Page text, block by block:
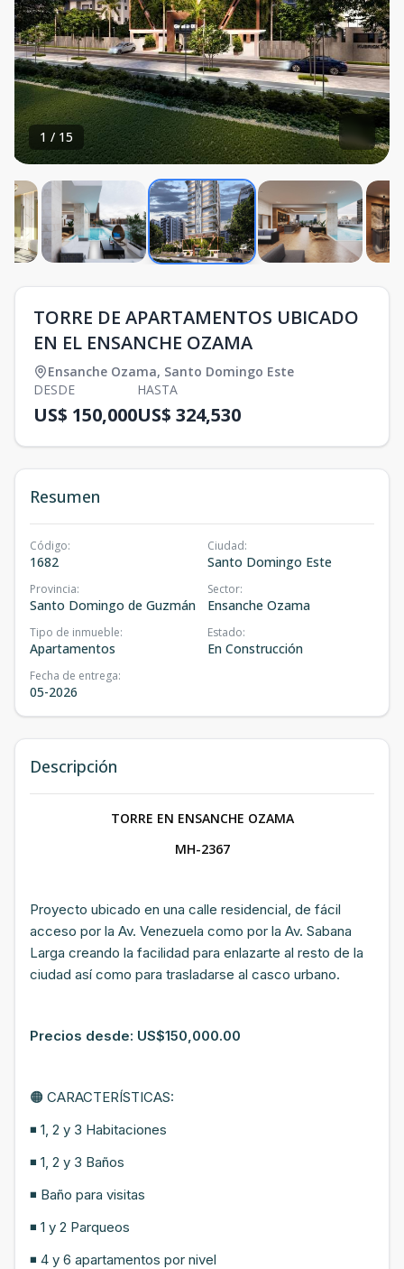
1 / 15
TORRE DE APARTAMENTOS UBICADO
EN EL ENSANCHE OZAMA
Ensanche Ozama, Santo Domingo Este
DESDE
US$ 150,000
HASTA
US$ 324,530
Resumen
Código:
1682
Ciudad:
Santo Domingo Este
Provincia:
Santo Domingo de Guzmán
Sector:
Ensanche Ozama
Tipo de inmueble:
Apartamentos
Estado:
En Construcción
Fecha de entrega:
05-2026
Descripción
TORRE EN ENSANCHE OZAMA
MH-2367
Proyecto ubicado en una calle residencial, de fácil
acceso por la Av. Venezuela como por la Av. Sabana
Larga creando la facilidad para enlazarte al resto de la
ciudad así como para trasladarse al casco urbano.
Precios desde: US$150,000.00
🟠 CARACTERÍSTICAS:
◾ 1, 2 y 3 Habitaciones
◾ 1, 2 y 3 Baños
◾ Baño para visitas
◾ 1 y 2 Parqueos
◾ 4 y 6 apartamentos por nivel